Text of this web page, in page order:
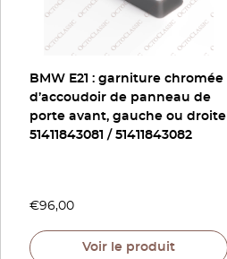
BMW E21 : garniture chromée
d’accoudoir de panneau de
porte avant, gauche ou droite
51411843081 / 51411843082
€96,00
Voir le produit